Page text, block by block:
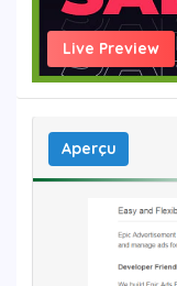
Live Preview
Aperçu